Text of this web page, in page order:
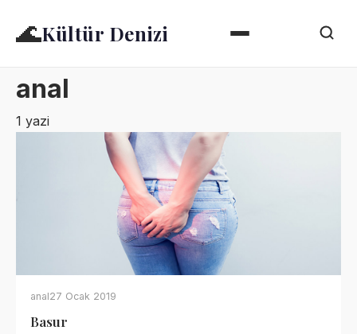
🌊Kültür Denizi
anal
1 yazi
anal27 Ocak 2019
Basur